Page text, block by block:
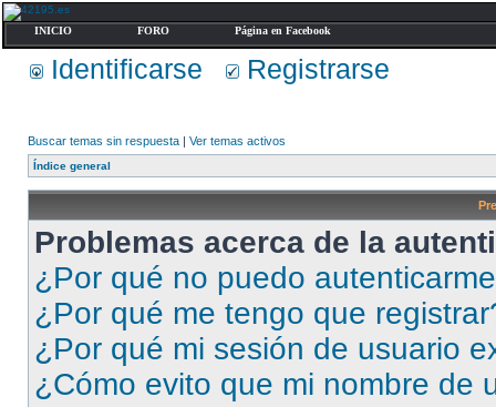
INICIO FORO Página en Facebook
Identificarse Registrarse
Buscar temas sin respuesta | Ver temas activos
Índice general
Problemas acerca de la
¿Por qué no puedo
¿Por qué me tengo que
¿Por qué mi sesión de usuario
¿Cómo evito que mi nombre de